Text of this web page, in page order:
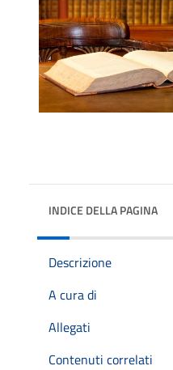
INDICE DELLA PAGINA
Descrizione
A cura di
Allegati
Contenuti correlati